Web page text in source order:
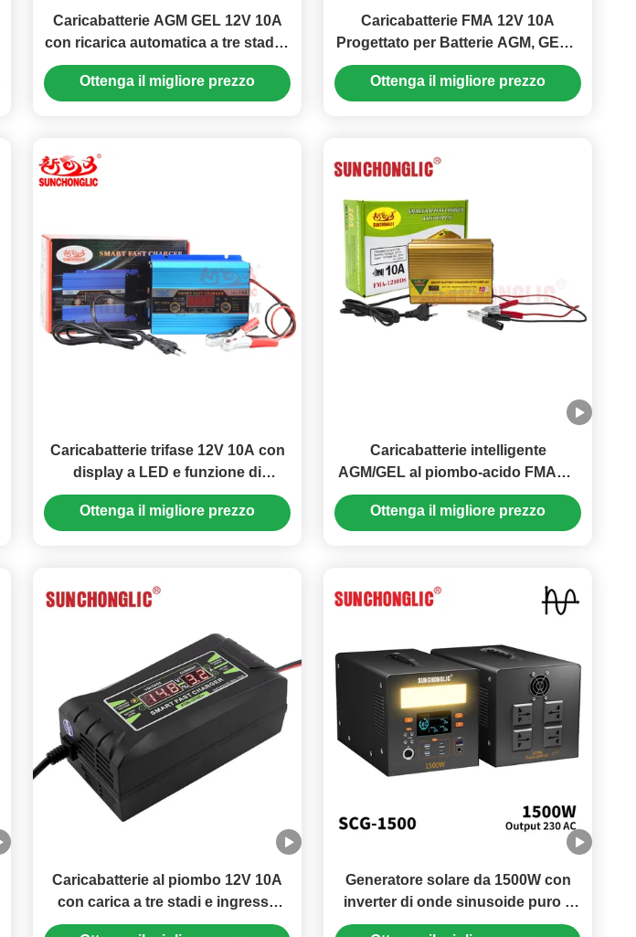
Caricabatterie AGM GEL 12V 10A
con ricarica automatica a tre stadi e
funzione di avviamento motore
auto
Ottenga il migliore prezzo
Caricabatterie FMA 12V 10A
Progettato per Batterie AGM, GEL e
Piombo-Acido, con Carica a Tre
Fasi e Ingresso AC150V–250V
Ottenga il migliore prezzo
Caricabatterie trifase 12V 10A con
display a LED e funzione di
avviamento motore per batterie
AGM/GEL
Ottenga il migliore prezzo
Caricabatterie intelligente
AGM/GEL al piombo-acido FMADS
12V 10A a tre stadi con display a
LED e protezione da bassa
Ottenga il migliore prezzo
Caricabatterie al piombo 12V 10A
con carica a tre stadi e ingresso
150V-250V per batterie AGM GEL
Generatore solare da 1500W con
inverter di onde sinusoide puro e
batteria LiFePO4 22V 50AH in